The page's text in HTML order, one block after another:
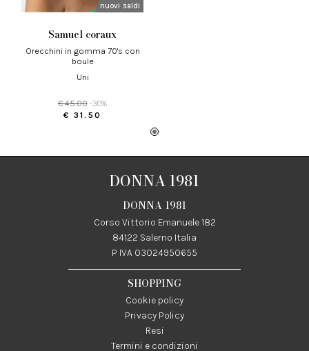
nuovi arrivi
saldi
samuel coraux
orecchini in gomma 70's con
boule
uni
€ 45.00 -30%
€ 31.50
DONNA 1981
DONNA 1981
Corso Vittorio Emanuele 182
84122 Salerno Italia
P IVA 03024950655
SHOPPING
Cookie policy
Privacy Policy
Resi
Termini e condizioni